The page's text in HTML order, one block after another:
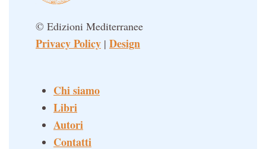
© Edizioni Mediterranee
Privacy Policy | Design
Chi siamo
Libri
Autori
Contatti